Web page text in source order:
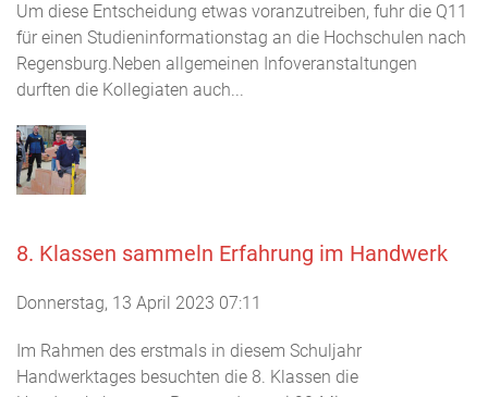
Um diese Entscheidung etwas voranzutreiben, fuhr die Q11
für einen Studieninformationstag an die Hochschulen nach
Regensburg.Neben allgemeinen Infoveranstaltungen
durften die Kollegiaten auch...
8. Klassen sammeln Erfahrung im Handwerk
Donnerstag, 13 April 2023 07:11
Im Rahmen des erstmals in diesem Schuljahr
Handwerktages besuchten die 8. Klassen die